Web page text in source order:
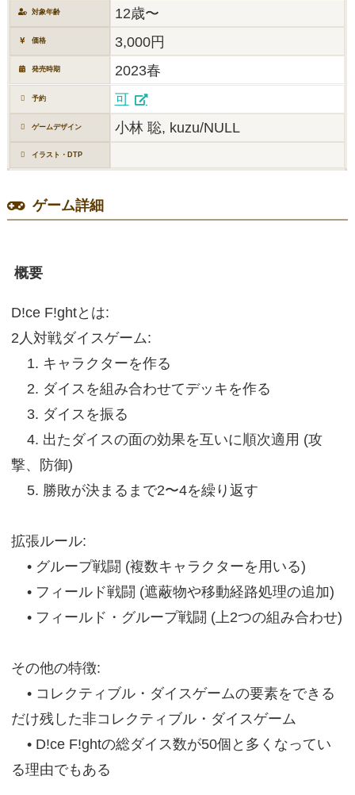
対象年齢 12歳〜
価格 3,000円
発売時期 2023春
予約 可
ゲームデザイン 小林 聡, kuzu/NULL
イラスト・DTP
ゲーム詳細
概要
D!ce F!ghtとは:
2人対戦ダイスゲーム:
1. キャラクターを作る
2. ダイスを組み合わせてデッキを作る
3. ダイスを振る
4. 出たダイスの面の効果を互いに順次適用 (攻
撃、防御)
5. 勝敗が決まるまで2〜4を繰り返す
拡張ルール:
• グループ戦闘 (複数キャラクターを用いる)
• フィールド戦闘 (遮蔽物や移動経路処理の追加)
• フィールド・グループ戦闘 (上2つの組み合わせ)
その他の特徴:
• コレクティブル・ダイスゲームの要素をできる
だけ残した非コレクティブル・ダイスゲーム
• D!ce F!ghtの総ダイス数が50個と多くなってい
る理由でもある